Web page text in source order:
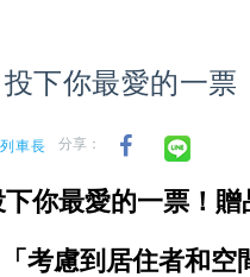
下你最愛的一票
列車長 分享：
你最愛的一票！
考慮到居住者和空